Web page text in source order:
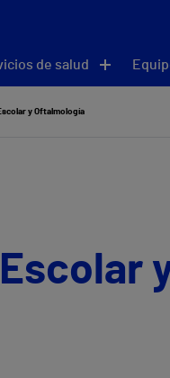
de salud
y Oftalmología